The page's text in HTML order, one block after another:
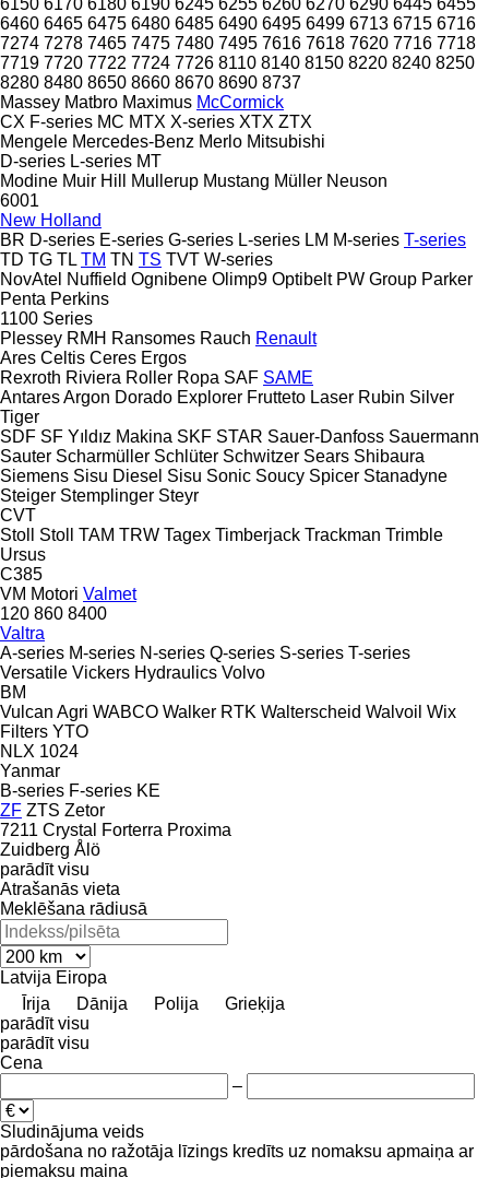
6460 6465 6475 6480 6485 6490 6495 6499 6713 6715 6716
7274 7278 7465 7475 7480 7495 7616 7618 7620 7716 7718
7719 7720 7722 7724 7726 8110 8140 8150 8220 8240 8250
8280 8480 8650 8660 8670 8690 8737
Massey Matbro Maximus McCormick
CX F-series MC MTX X-series XTX ZTX
Mengele Mercedes-Benz Merlo Mitsubishi
D-series L-series MT
Modine Muir Hill Mullerup Mustang Müller Neuson
6001
New Holland
BR D-series E-series G-series L-series LM M-series T-series
TD TG TL TM TN TS TVT W-series
NovAtel Nuffield Ognibene Olimp9 Optibelt PW Group Parker
Penta Perkins
1100 Series
Plessey RMH Ransomes Rauch Renault
Ares Celtis Ceres Ergos
Rexroth Riviera Roller Ropa SAF SAME
AntaresArgon Dorado Explorer Frutteto Laser Rubin Silver
Tiger
SDF SF Yıldız Makina SKF STAR Sauer-Danfoss Sauermann
Sauter Scharmüller Schlüter Schwitzer Sears Shibaura
Siemens Sisu Diesel Sisu Sonic Soucy Spicer Stanadyne
Steiger Stemplinger Steyr
CVT
Stoll
Stoll TAM TRW Tagex Timberjack Trackman Trimble
Ursus
C385
VM Motori Valmet
120 860 8400
Valtra
A-series M-series N-series Q-series S-series T-series
Versatile Vickers Hydraulics Volvo
BM
Vulcan Agri WABCO Walker RTK Walterscheid Walvoil Wix
Filters YTO
NLX 1024
Yanmar
B-series F-series KE
ZF ZTS Zetor
7211 Crystal Forterra Proxima
Zuidberg Ålö
parādīt visu
Atrašanās vieta
Meklēšana rādiusā
Latvija Eiropa
Īrija
Dānija Polija
Grieķija
parādīt visu
parādīt visu
Cena
–
Sludinājuma veids
pārdošana no ražotāja līzings kredīts uz nomaksu apmaiņa ar
piemaksu maiņa